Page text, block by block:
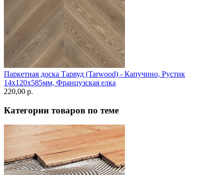
Паркетная доска Тарвуд (Tarwood) - Капучино, Рустик
14х120х585мм, Французская елка
220,00 p.
Категории товаров по теме